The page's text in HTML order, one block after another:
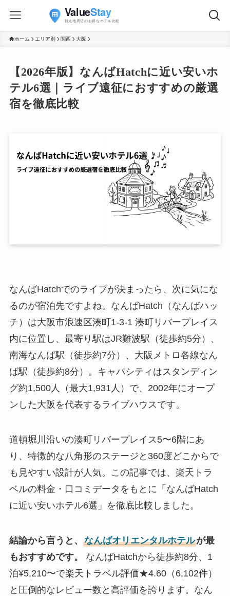
ホーム エリア別 関西 大阪
【2026年版】なんばHatchに近い安いホ
テル6選｜ライブ遠征におすすめの厳選
宿を徹底比較
なんばHatchでのライブが決まったら、次に気にな
るのが宿泊先ですよね。なんばHatch（なんばハッ
チ）は大阪市浪速区湊町1-3-1 湊町リバープレイス
内に位置し、最寄り駅はJR難波駅（徒歩約5分）、
南海なんば駅（徒歩約7分）、大阪メトロ各線なん
ば駅（徒歩約8分）。キャパシティはスタンディン
グ約1,500人（最大1,931人）で、2002年にオープ
ンした大阪を代表するライブハウスです。
道頓堀川沿いの湊町リバープレイス5〜6階にあ
り、特徴的な八角形のステージと360度どこからで
も見やすい設計が人気。この記事では、楽天トラ
ベルの料金・口コミデータをもとに「なんばHatch
に近い安いホテル6選」を徹底比較しました。
結論から言うと、 なんばオリエンタルホテルが最
もおすすめです。
なんばHatchから徒歩約8分、1
泊¥5,210〜で楽天トラベル評価★4.60（6,102件）
と圧倒的なレビュー数と高評価を誇ります。なん